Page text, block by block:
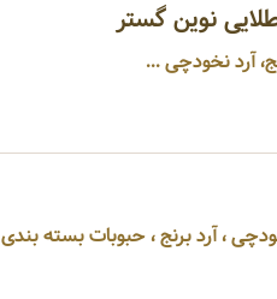
نوین گستر
آرد نخودچی ...
، آرد برنج ، حبوبات بسته بندی